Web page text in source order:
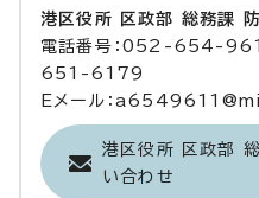
港区役所 区政部 総務課
電話番号：052-654-
651-6179
Eメール：
港区役所 区政部
い合わせ